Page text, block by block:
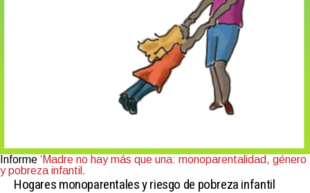
Informe ‘Madre no hay más que una: monoparentalidad, género
y pobreza infantil.
Hogares monoparentales y riesgo de pobreza infantil